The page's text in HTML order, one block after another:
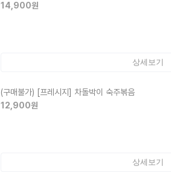
14,900원
상세보기
(구매불가) [프레시지] 차돌박이 숙주볶음
12,900원
상세보기